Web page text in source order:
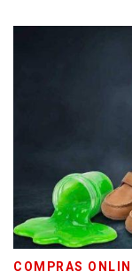
COMPRAS